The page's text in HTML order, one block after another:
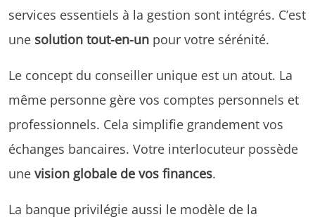
services essentiels à la gestion sont intégrés. C’est
une solution tout-en-un pour votre sérénité.
Le concept du conseiller unique est un atout. La
même personne gère vos comptes personnels et
professionnels. Cela simplifie grandement vos
échanges bancaires. Votre interlocuteur possède
une vision globale de vos finances.
La banque privilégie aussi le modèle de la